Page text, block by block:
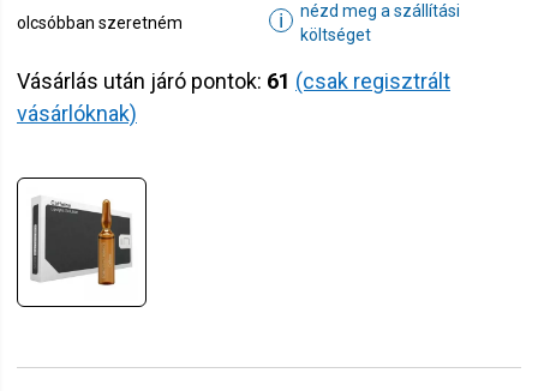
olcsóbban szeretném ℹ
nézd meg a szállítási
költséget
Vásárlás után járó pontok: 61 (csak regisztrált
vásárlóknak)